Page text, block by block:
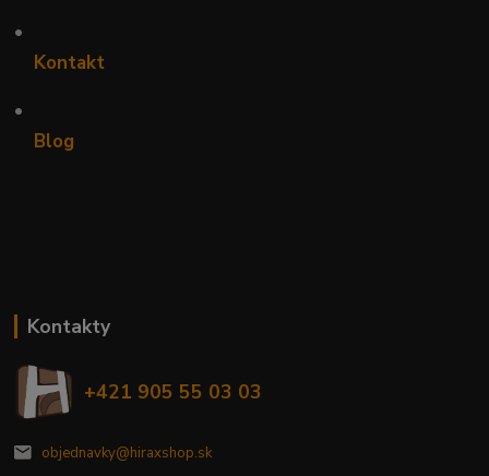
•
Kontakt
•
Blog
Kontakty
+421 905 55 03 03
objednavky@hiraxshop.sk